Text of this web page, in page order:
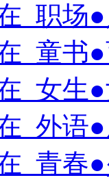
职场
童书
女生
外语
青春